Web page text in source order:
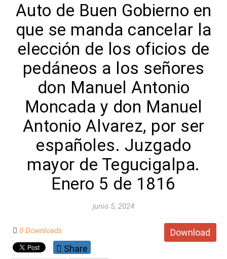
Auto de Buen Gobierno en
que se manda cancelar la
elección de los oficios de
pedáneos a los señores
don Manuel Antonio
Moncada y don Manuel
Antonio Alvarez, por ser
españoles. Juzgado
mayor de Tegucigalpa.
Enero 5 de 1816
junio 5, 2024
Download
0 Downloads
Share